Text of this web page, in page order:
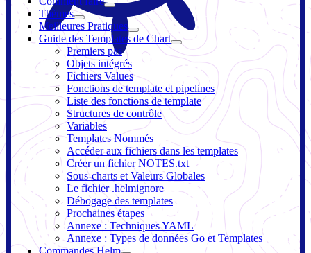
Thèmes
Meilleures Pratiques
Guide des Templates de Chart
Premiers pas
Objets intégrés
Fichiers Values
Fonctions de template et pipelines
Liste des fonctions de template
Structures de contrôle
Variables
Templates Nommés
Accéder aux fichiers dans les templates
Créer un fichier NOTES.txt
Sous-charts et Valeurs Globales
Le fichier .helmignore
Débogage des templates
Prochaines étapes
Annexe : Techniques YAML
Annexe : Types de données Go et Templates
Commandes Helm